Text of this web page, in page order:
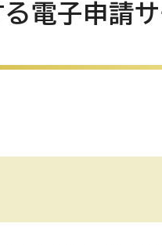
電子申請